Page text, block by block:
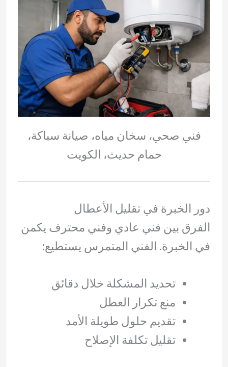
فني صحي، سخان مياه، صيانة سباكة،
حمام حديث، الكويت
دور الخبرة في تقليل الأعطال
الفرق بين فني عادي وفني محترف يكمن
في الخبرة. الفني المتمرس يستطيع:
تحديد المشكلة خلال دقائق
منع تكرار العطل
تقديم حلول طويلة الأمد
تقليل تكلفة الإصلاح